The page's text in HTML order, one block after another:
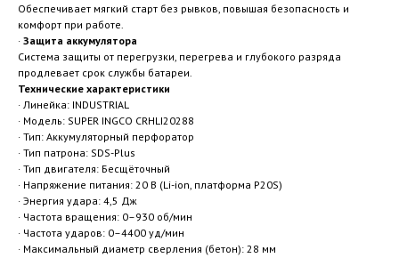
Обеспечивает мягкий старт без рывков, повышая безопасность и
комфорт при работе.
· Защита аккумулятора
Система защиты от перегрузки, перегрева и глубокого разряда
продлевает срок службы батареи.
Технические характеристики
· Линейка: INDUSTRIAL
· Модель: SUPER INGCO CRHLI20288
· Тип: Аккумуляторный перфоратор
· Тип патрона: SDS-Plus
· Тип двигателя: Бесщёточный
· Напряжение питания: 20 В (Li-ion, платформа P20S)
· Энергия удара: 4,5 Дж
· Частота вращения: 0–930 об/мин
· Частота ударов: 0–4400 уд/мин
· Максимальный диаметр сверления (бетон): 28 мм